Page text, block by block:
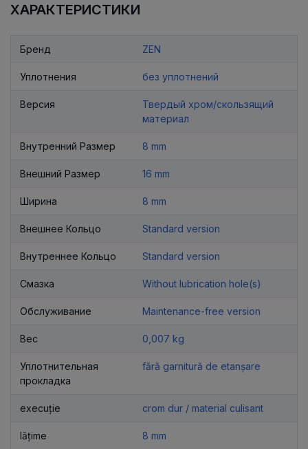
ХАРАКТЕРИСТИКИ
Бренд ZEN
Уплотнения без уплотнений
Версия
Твердый хром/скользящий
материал
Внутренний Размер 8 mm
Внешний Размер 16 mm
Ширина 8 mm
Внешнее Кольцо Standard version
Внутреннее Кольцо Standard version
Смазка Without lubrication hole(s)
Обслуживание Maintenance-free version
Вес 0,007 kg
Уплотнительная
прокладка
fără garnitură de etanșare
execuție crom dur / material culisant
lățime 8 mm